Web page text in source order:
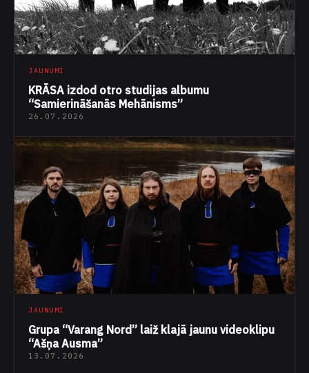
JAUNUMI
KRĀSA izdod otro studijas albumu
“Samierināšanās Mehānisms”
26.07.2026
JAUNUMI
Grupa “Varang Nord” laiž klajā jaunu videoklipu
“Ašņa Ausma”
13.07.2026